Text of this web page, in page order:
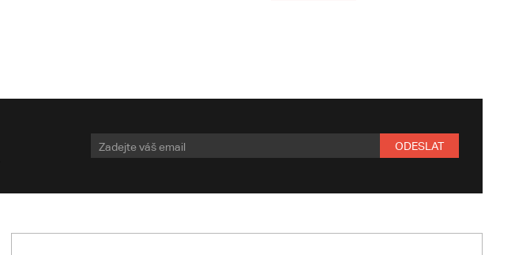
ODESLAT